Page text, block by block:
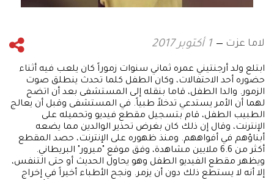
لاما عزت 1 أكتوبر 2017
ابتلع ولد أرجنتيني عمره ثماني سنوات زموراً كان يلعب فيه أثناء
حضوره أحد الاحتفالات، وكان الطفل كلما تحدث ينطلق صوت
الزمور. والدا الطفل، قاما بنقله إلى المستشفى بعد أن اتضح
لهما أن الأمر يستدعي تدخلاً طبياً. في المستشفى وقبل أن يعالج
الطبيب الطفل، قام بتسجيل مقطع فيديو وتحميله على
الإنترنت، وقال إن ذلك كان بغرض تحذير الوالدين مما يضعه
أبناؤهم في أفواههم. ومنذ ظهوره على الإنترنت، حصد المقطع
أكثر من 6.6 ملايين مشاهدة، وفق موقع "ميرور" البريطاني.
ويظهر مقطع الفيديو الطفل وهو يحاول الحديث أو حتى التنفس،
إلا أنه لا يستطع ذلك دون أن يزمر. ونجح الأطباء أخيراً في إخراج